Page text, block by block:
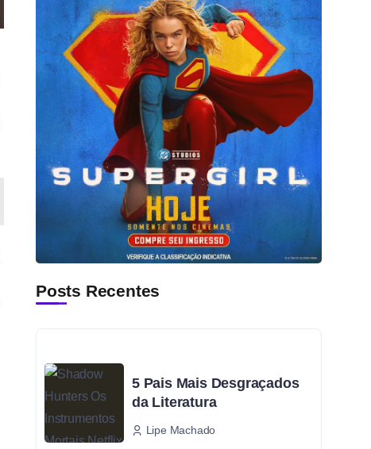
Posts Recentes
5 Pais Mais Desgraçados
da Literatura
Lipe Machado